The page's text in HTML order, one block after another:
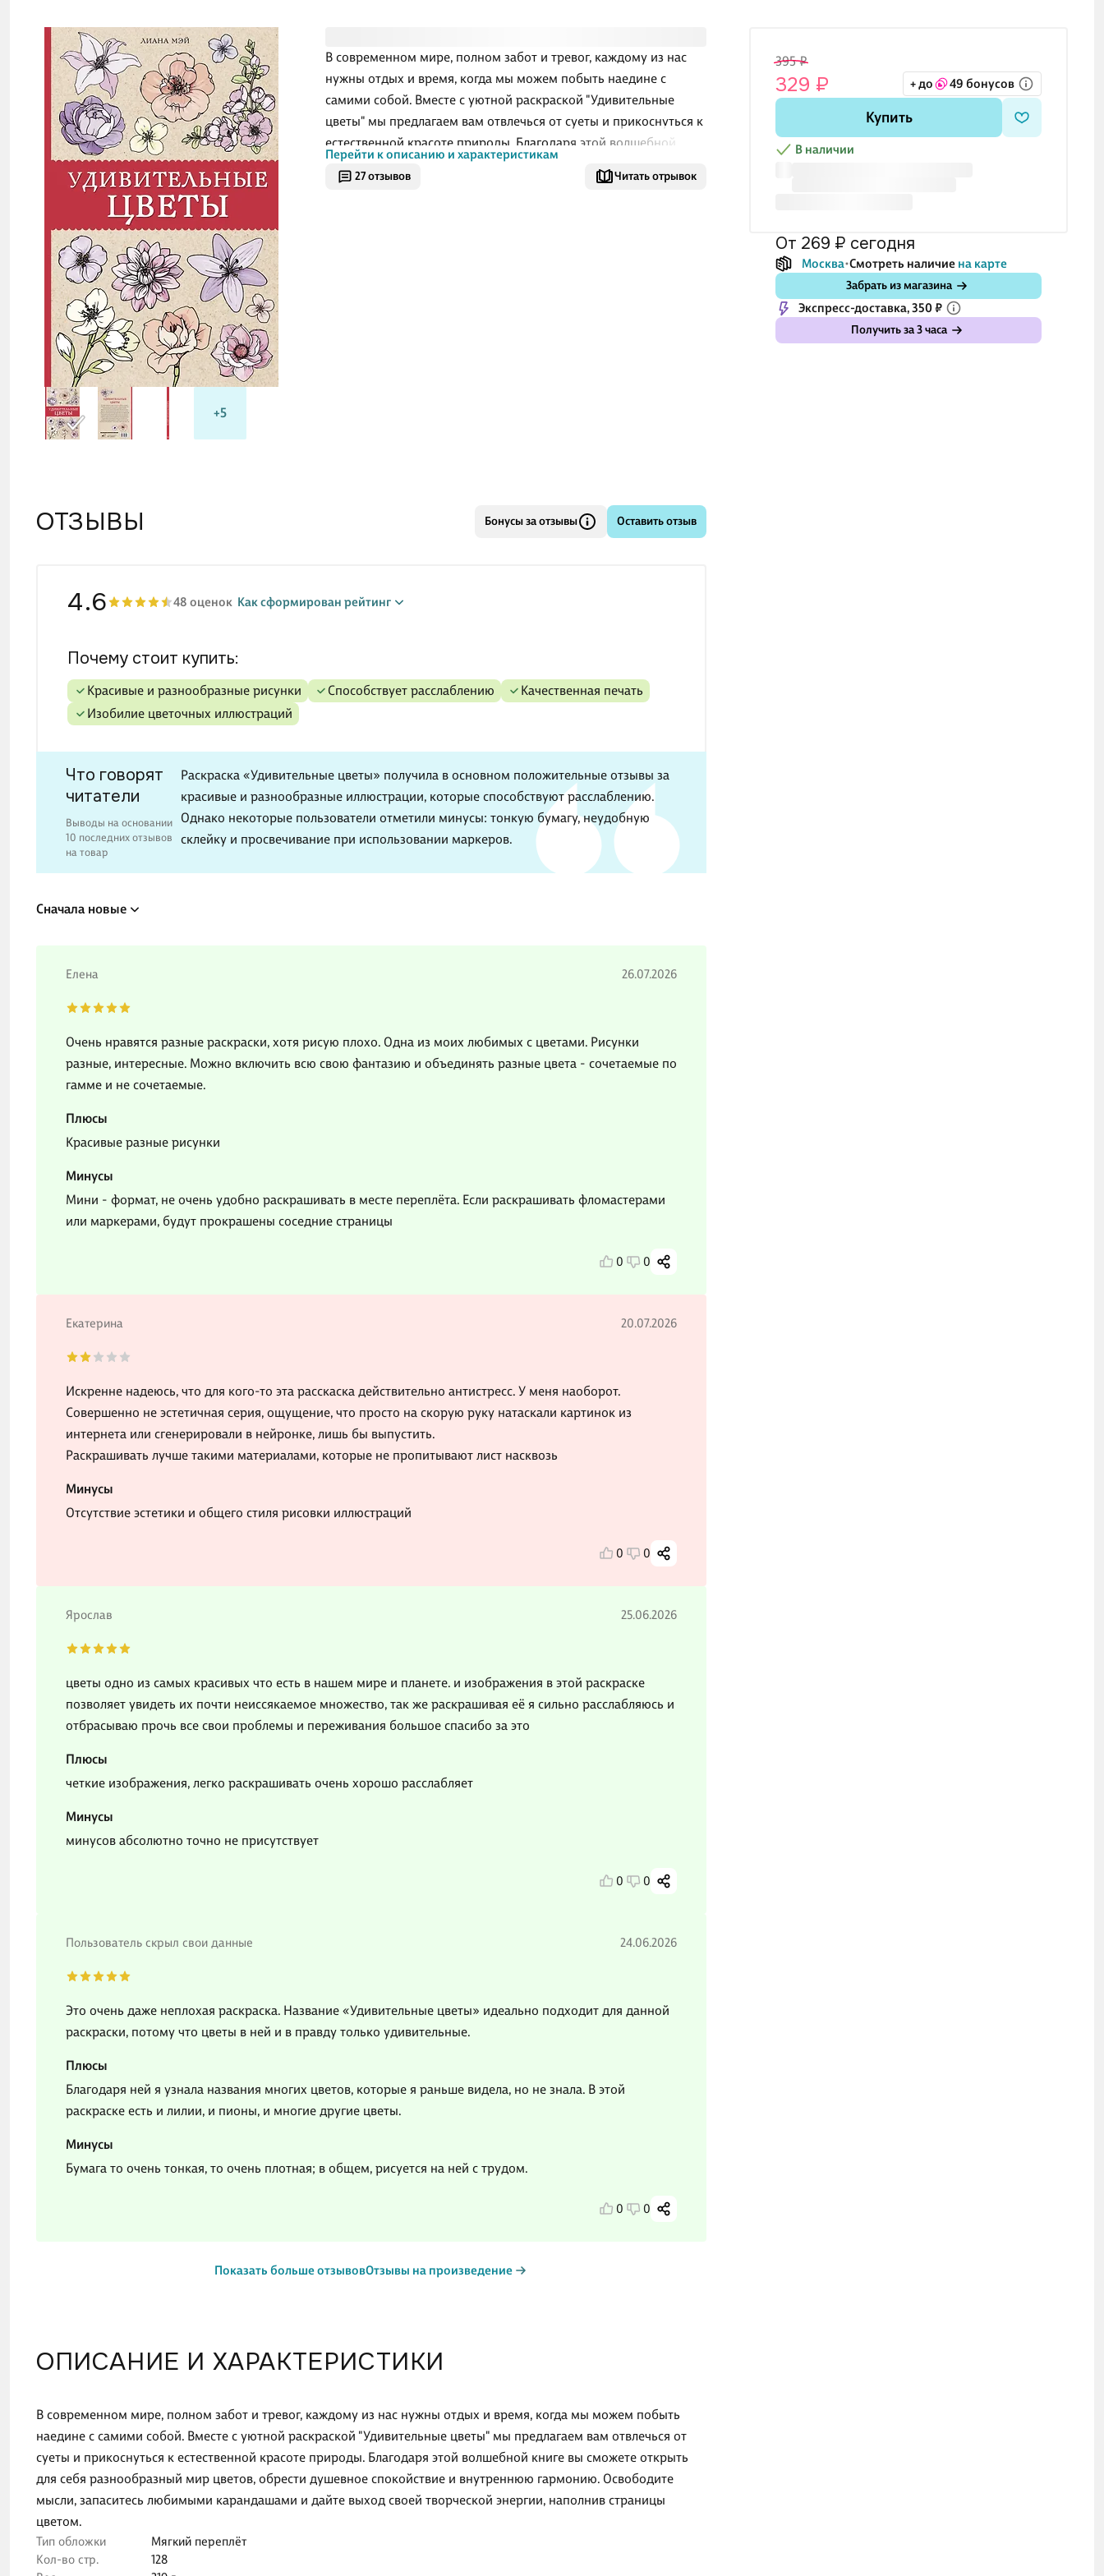
+5
27 отзывов Читать отрывок
В современном мире, полном забот и тревог, каждому из нас
нужны отдых и время, когда мы можем побыть наедине с
самими собой. Вместе с уютной раскраской "Удивительные
цветы" мы предлагаем вам отвлечься от суеты и прикоснуться к
естественной красоте природы. Благодаря этой волшебной
книге вы сможете открыть для себя разнообразный мир цветов,
обрести душевное спокойствие и внутреннюю гармонию.
Перейти к описанию и характеристикам
395 ₽
329 ₽ + до 49 бонусов
Купить
В наличии
от 269 ₽ сегодня
Москва Смотреть наличие на карте
Забрать из магазина
Экспресс-доставка, 350 ₽
Получить за 3 часа
ОПИСАНИЕ И ХАРАКТЕРИСТИКИ
В современном мире, полном забот и тревог, каждому из нас нужны отдых и время, когда мы можем побыть
наедине с самими собой. Вместе с уютной раскраской "Удивительные цветы" мы предлагаем вам отвлечься от
суеты и прикоснуться к естественной красоте природы. Благодаря этой волшебной книге вы сможете открыть
для себя разнообразный мир цветов, обрести душевное спокойствие и внутреннюю гармонию. Освободите
мысли, запаситесь любимыми карандашами и дайте выход своей творческой энергии, наполнив страницы
цветом.
Тип обложки
Мягкий переплёт
Кол-во стр.
128
ОТЗЫВЫ Бонусы за отзывы Оставить отзыв
4.6 48 оценок Как сформирован рейтинг
Почему стоит купить:
красивые и разнообразные рисунки способствует расслаблению
качественная печать
изобилие цветочных иллюстраций
Что говорят
читатели
Выводы на основании
10 последних отзывов
на товар
Раскраска «Удивительные цветы» получила в основном положительные отзывы за
красивые и разнообразные иллюстрации, которые способствуют расслаблению.
Однако некоторые пользователи отметили минусы: тонкую бумагу, неудобную
склейку и просвечивание при использовании маркеров.
Сначала новые
Елена 26.07.2026
Очень нравятся разные раскраски, хотя рисую плохо. Одна из моих любимых с цветами. Рисунки
разные, интересные. Можно включить всю свою фантазию и объединять разные цвета - сочетаемые по
гамме и не сочетаемые.
Плюсы
Красивые разные рисунки
Минусы
Мини - формат, не очень удобно раскрашивать в месте переплёта. Если раскрашивать фломастерами
или маркерами, будут прокрашены соседние страницы
0 0
Екатерина 20.07.2026
Искренне надеюсь, что для кого-то эта расскаска действительно антистресс. У меня наоборот.
Совершенно не эстетичная серия, ощущение, что просто на скорую руку натаскали картинок из
интернета или сгенерировали в нейронке, лишь бы выпустить.
Раскрашивать лучше такими материалами, которые не пропитывают лист насквозь
Минусы
Отсутствие эстетики и общего стиля рисовки иллюстраций
0 0
Ярослав 25.06.2026
цветы одно из самых красивых что есть в нашем мире и планете. и изображения в этой раскраске
позволяет увидеть их почти неиссякаемое множество, так же раскрашивая еë я сильно расслабляюсь и
отбрасываю прочь все свои проблемы и переживания большое спасибо за это
Плюсы
четкие изображения, легко раскрашивать очень хорошо расслабляет
Минусы
минусов абсолютно точно не присутствует
0 0
Пользователь скрыл свои данные 24.06.2026
Это очень даже неплохая раскраска. Название «Удивительные цветы» идеально подходит для данной
раскраски, потому что цветы в ней и в правду только удивительные.
Плюсы
Благодаря ней я узнала названия многих цветов, которые я раньше видела, но не знала. В этой
раскраске есть и лилии, и пионы, и многие другие цветы.
Минусы
Бумага то очень тонкая, то очень плотная; в общем, рисуется на ней с трудом.
0 0
Показать больше отзывовОтзывы на произведение